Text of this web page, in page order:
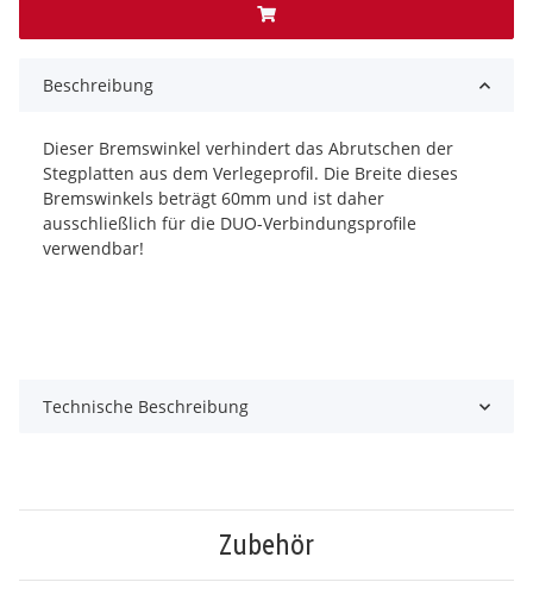
Beschreibung
Dieser Bremswinkel verhindert das Abrutschen der
Stegplatten aus dem Verlegeprofil. Die Breite dieses
Bremswinkels beträgt 60mm und ist daher
ausschließlich für die DUO-Verbindungsprofile
verwendbar!
Technische Beschreibung
Zubehör